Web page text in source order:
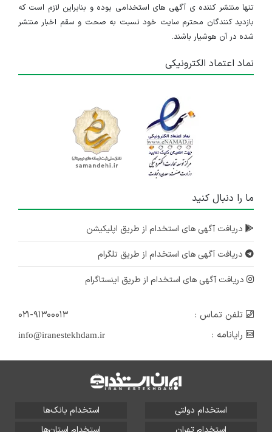
تنها منتشر کننده ی آگهی های استخدامی بوده و بنابراین لازم است که
بازدید کنندگان محترم سایت خود نسبت به صحت و سقم اخبار منتشر
شده در آن هوشیار باشند.
نماد اعتماد الکترونیکی
ما را دنبال کنید
دریافت آگهی های استخدام از طریق اپلیکیشن
دریافت آگهی های استخدام از طریق تلگرام
دریافت آگهی های استخدام از طریق اینستاگرام
تلفن تماس :
۰۲۱-۹۱۳۰۰۰۱۳
رایانامه :
info@iranestekhdam.ir
استخدام دولتی
استخدام بانک‌ها